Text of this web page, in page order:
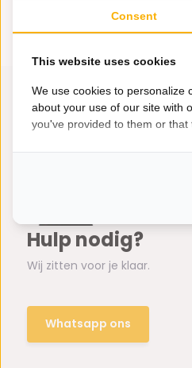
Hulp nodig?
Wij zitten voor je klaar.
Whatsapp ons
Consent
This website uses cookies
We use cookies to personalize
about your use of our site with
you've provided to them or that